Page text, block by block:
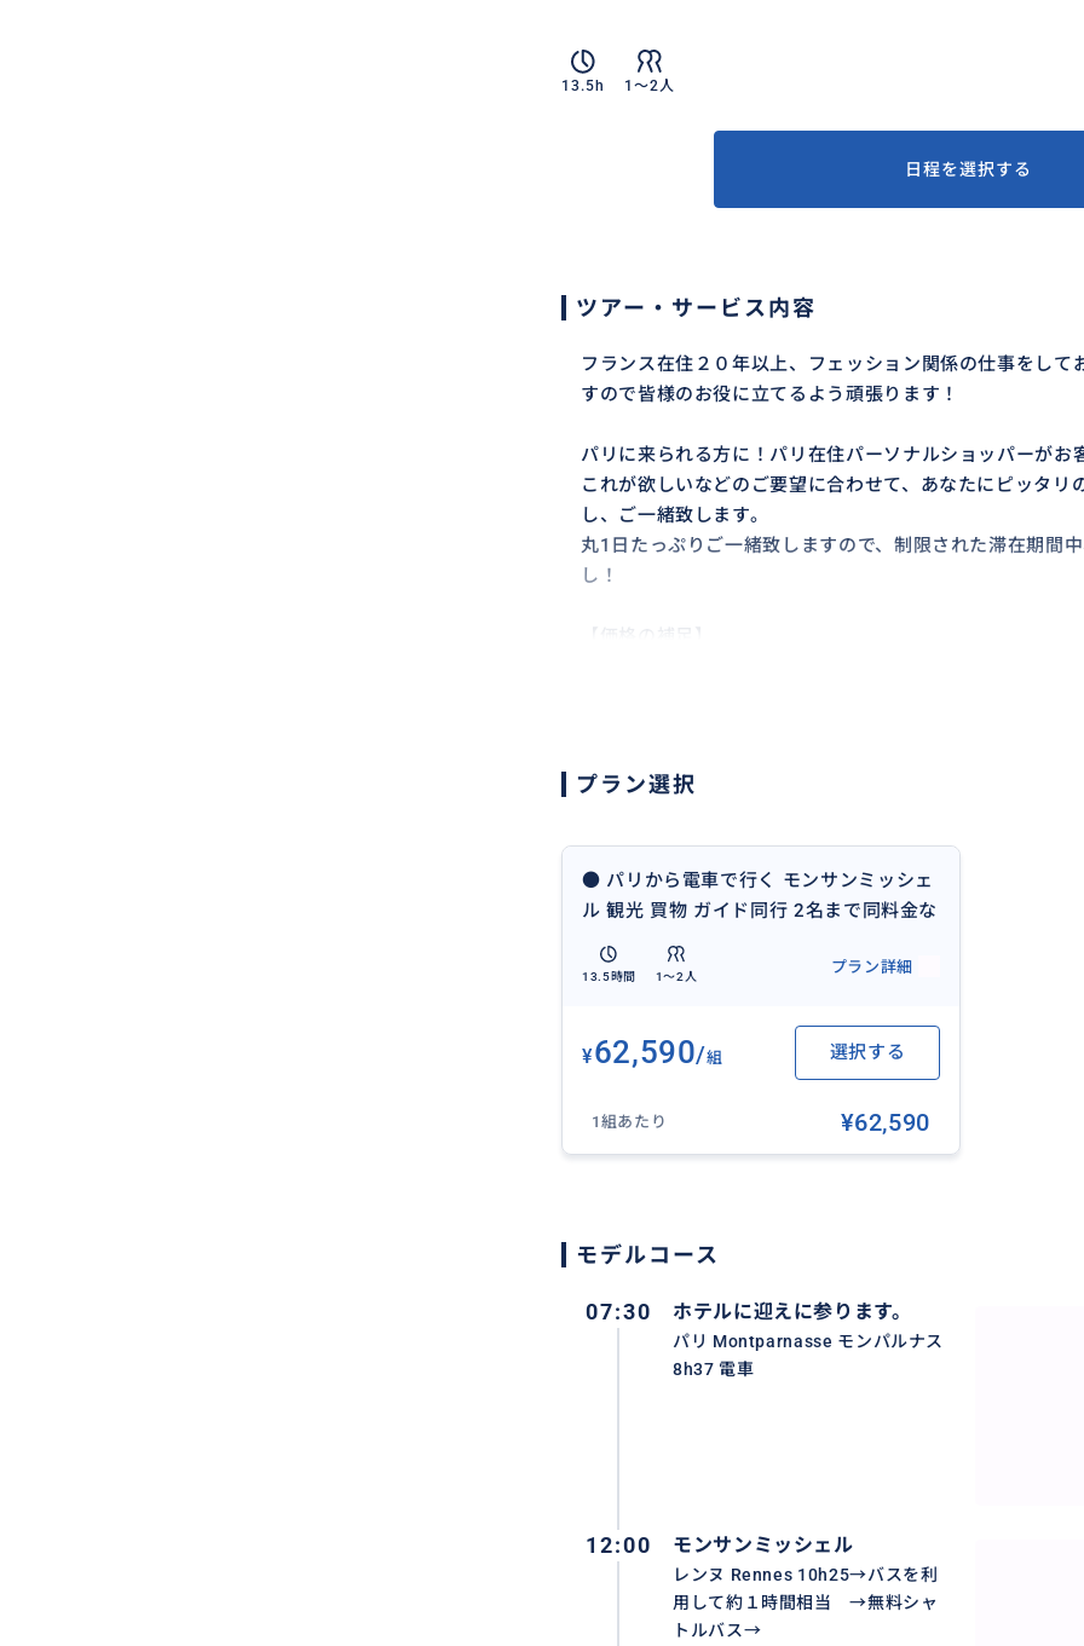
13.5h 1〜2人
日程を選択する
ツアー・サービス内容
フランス在住２０年以上、フェッション関係の仕事をして
すので皆様のお役に立てるよう頑張ります！
パリに来られる方に！パリ在住パーソナルショッパーがお
これが欲しいなどのご要望に合わせて、あなたにピッタリ
し、ご一緒致します。
丸1日たっぷりご一緒致しますので、制限された滞在期間
し！
①ご利用予定日
お名前：
ご希望日：
集合場所。ホテルの名前と住所：
②集合場所
お帰り：16h30 モンサンミッシェル出発
【その他注意事項】
※ 無断でのキャンセルはご遠慮ください。
※ 当日のキャンセル、時間の変更がある場合は、必ずご連
したい場合は、モンサンミッシェルのオーディオガイドを
※ もし、専用タクシーを使って行きたい場合は、また違う
プラン選択
● パリから電車で行く モンサンミッシェ
ル 観光 買物 ガイド同行 2名まで同料金な
のでお得 ご満足 1日コース♡ 記念写真撮
ります！♡ 日本語ガイド
13.5時間 1〜2人
プラン詳細
¥62,590/組 選択する
1組あたり ¥62,590
モデルコース
07:30 ホテルに迎えに参ります。
パリ Montparnasse モンパルナス
8h37 電車
12:00 モンサンミッシェル
レンヌ Rennes 10h25→バスを利
用して約１時間相当 →無料シャ
トルバス→